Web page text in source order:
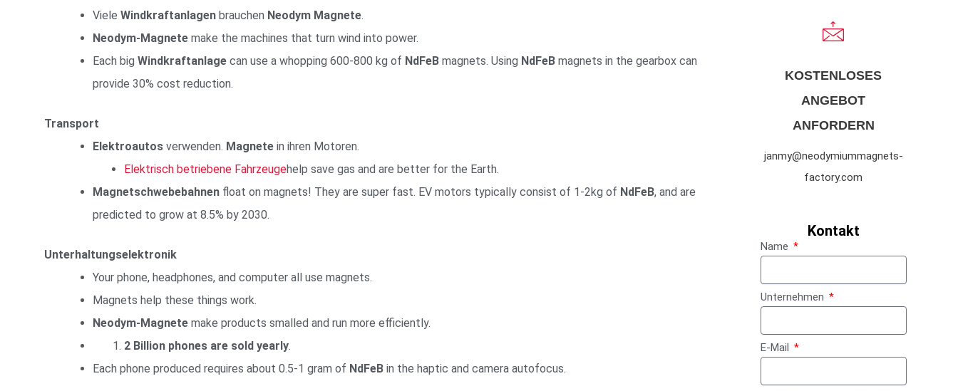
Viele Windkraftanlagen brauchen Neodym Magnete.
Neodym-Magnete make the machines that turn wind into power.
Each big Windkraftanlage can use a whopping 600-800 kg of NdFeB magnets. Using NdFeB magnets in the gearbox can
provide 30% cost reduction.
Transport
Elektroautos verwenden. Magnete in ihren Motoren.
Elektrisch betriebene Fahrzeugehelp save gas and are better for the Earth.
Magnetschwebebahnen float on magnets! They are super fast. EV motors typically consist of 1-2kg of NdFeB, and are
predicted to grow at 8.5% by 2030.
Unterhaltungselektronik
Your phone, headphones, and computer all use magnets.
Magnets help these things work.
Neodym-Magnete make products smalled and run more efficiently.
2 Billion phones are sold yearly.
Each phone produced requires about 0.5-1 gram of NdFeB in the haptic and camera autofocus.
KOSTENLOSES
ANGEBOT
ANFORDERN
janmy@neodymiummagnets-
factory.com
Kontakt
Name
Unternehmen
E-Mail